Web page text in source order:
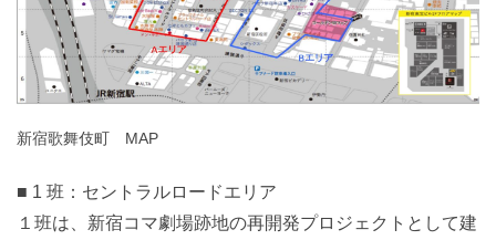
新宿歌舞伎町 MAP
■ 1 班：セントラルロードエリア
１班は、新宿コマ劇場跡地の再開発プロジェクトとして建